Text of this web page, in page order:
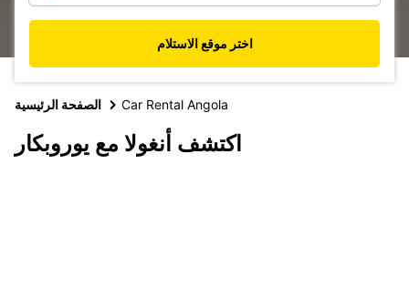
اختر موقع الاستلام
الصفحة الرئيسية Car Rental Angola
اكتشف أنغولا مع يوروبكار